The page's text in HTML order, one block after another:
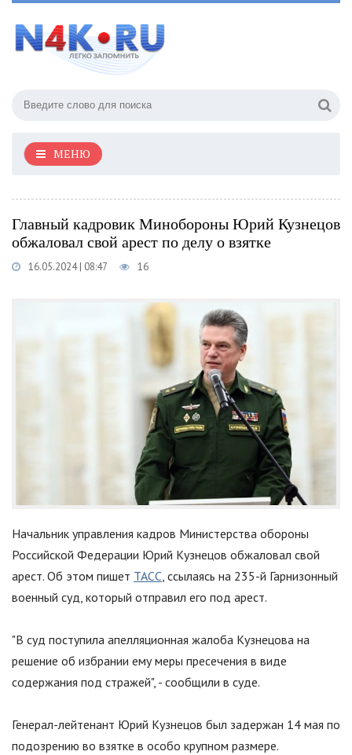
МЕНЮ
Главный кадровик Минобороны Юрий Кузнецов
обжаловал свой арест по делу о взятке
16.05.2024 | 08:47 16
Начальник управления кадров Министерства обороны
Российской Федерации Юрий Кузнецов обжаловал свой
арест. Об этом пишет ТАСС, ссылаясь на 235-й Гарнизонный
военный суд, который отправил его под арест.
"В суд поступила апелляционная жалоба Кузнецова на
решение об избрании ему меры пресечения в виде
содержания под стражей", - сообщили в суде.
Генерал-лейтенант Юрий Кузнецов был задержан 14 мая по
подозрению во взятке в особо крупном размере.